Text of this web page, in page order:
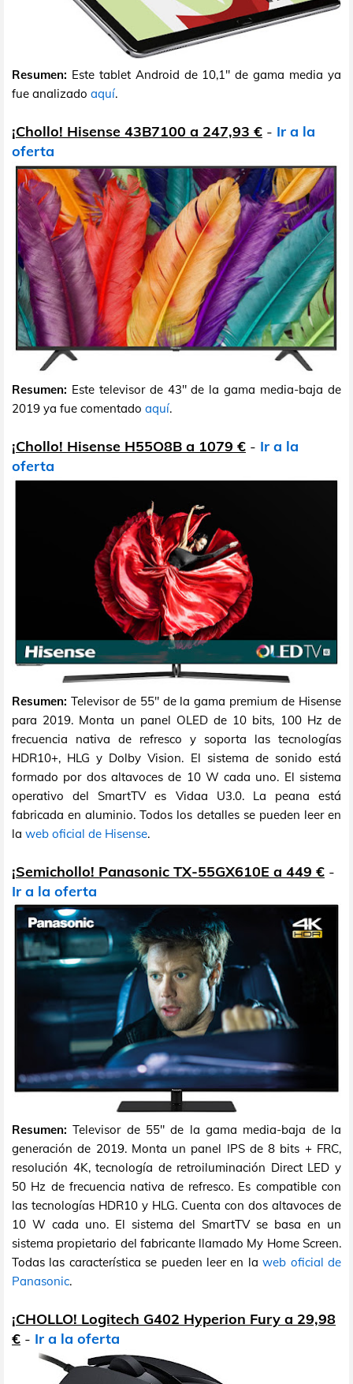
Resumen: Este tablet Android de 10,1" de gama media ya
fue analizado aquí.
¡Chollo! Hisense 43B7100 a 247,93 € - Ir a la
oferta
Resumen: Este televisor de 43" de la gama media-baja de
2019 ya fue comentado aquí.
¡Chollo! Hisense H55O8B a 1079 € - Ir a la
oferta
Resumen: Televisor de 55" de la gama premium de Hisense
para 2019. Monta un panel OLED de 10 bits, 100 Hz de
frecuencia nativa de refresco y soporta las tecnologías
HDR10+, HLG y Dolby Vision. El sistema de sonido está
formado por dos altavoces de 10 W cada uno. El sistema
operativo del SmartTV es Vidaa U3.0. La peana está
fabricada en aluminio. Todos los detalles se pueden leer en
la web oficial de Hisense.
¡Semichollo! Panasonic TX-55GX610E a 449 € -
Ir a la oferta
Resumen: Televisor de 55" de la gama media-baja de la
generación de 2019. Monta un panel IPS de 8 bits + FRC,
resolución 4K, tecnología de retroiluminación Direct LED y
50 Hz de frecuencia nativa de refresco. Es compatible con
las tecnologías HDR10 y HLG. Cuenta con dos altavoces de
10 W cada uno. El sistema del SmartTV se basa en un
sistema propietario del fabricante llamado My Home Screen.
Todas las característica se pueden leer en laweb oficial de
Panasonic.
¡CHOLLO! Logitech G402 Hyperion Fury a 29,98
€ - Ir a la oferta